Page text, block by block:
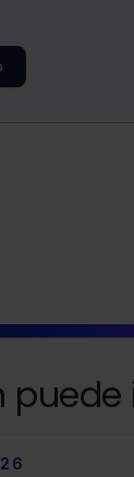
la
puede